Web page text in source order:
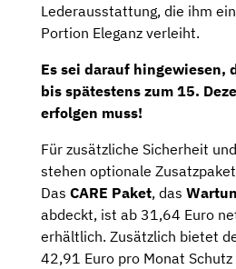
Lederausstattung, die ihm
Portion Eleganz verleiht.
Es sei darauf hingewiesen,
bis spätestens zum 15.
erfolgen muss!
Für zusätzliche Sicherheit
stehen optionale
Das CARE Paket, das
abdeckt, ist ab 31,64 Euro
erhältlich. Zusätzlich bietet
42,91 Euro pro Monat